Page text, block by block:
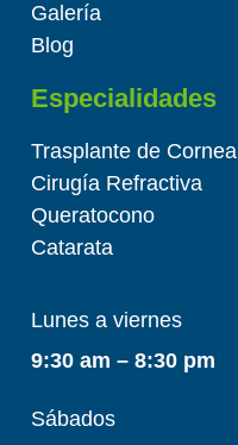
Galería
Blog
Especialidades
Trasplante de Cornea
Cirugía Refractiva
Queratocono
Catarata
Lunes a viernes
9:30 am – 8:30 pm
Sábados